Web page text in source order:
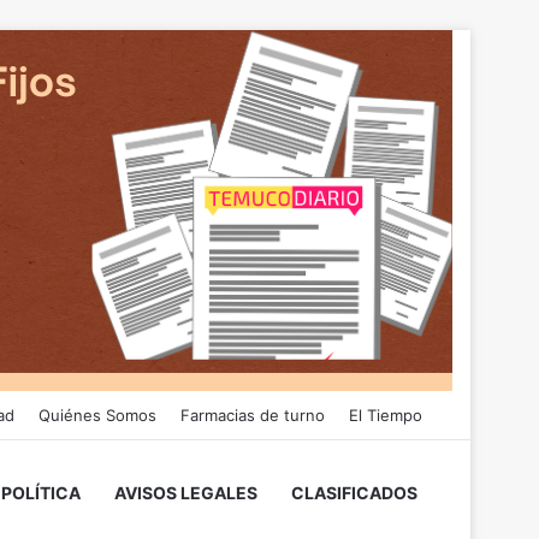
Quiénes Somos Farmacias de turno El Tiempo
POLÍTICA AVISOS LEGALES CLASIFICADOS